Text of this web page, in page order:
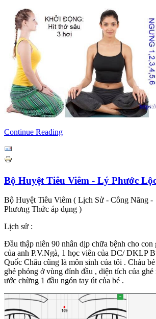
Continue Reading
Bộ Huyệt Tiêu Viêm - Lý Phước
Bộ Huyệt Tiêu Viêm ( Lịch Sử - Công Năng -
Phương Thức áp dụng )
Lịch sử :
Đầu thập niên 90 nhân dịp chữa bệnh cho con
của anh P.V.Ngà, 1 học viên của DC/ DKLP
Quốc Châu cũng là môn sinh của tôi . Cháu
ghẻ phỏng ở vùng đỉnh đầu , diện tích của ghẻ
ước chừng 1 đầu ngón tay út của bé .